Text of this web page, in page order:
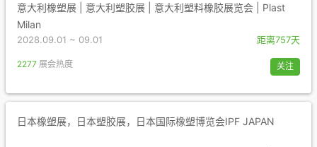
意大利橡塑展 | 意大利塑胶展 | 意大利塑料橡胶展览会 | Plast
Milan
2028.09.01 ~ 09.01 距离757天
2277 展会热度 关注
日本橡塑展，日本塑胶展，日本国际橡塑博览会IPF JAPAN